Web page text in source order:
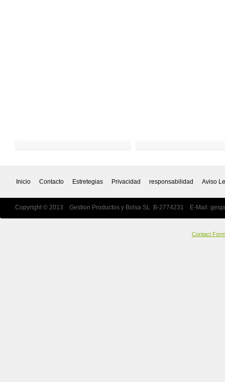
Inicio Contacto Estretegias Privacidad responsabilidad Aviso
Copyright © 2013 Gestion Productos y Bolsa SL B-2774231 E-Mail:
Contact Form